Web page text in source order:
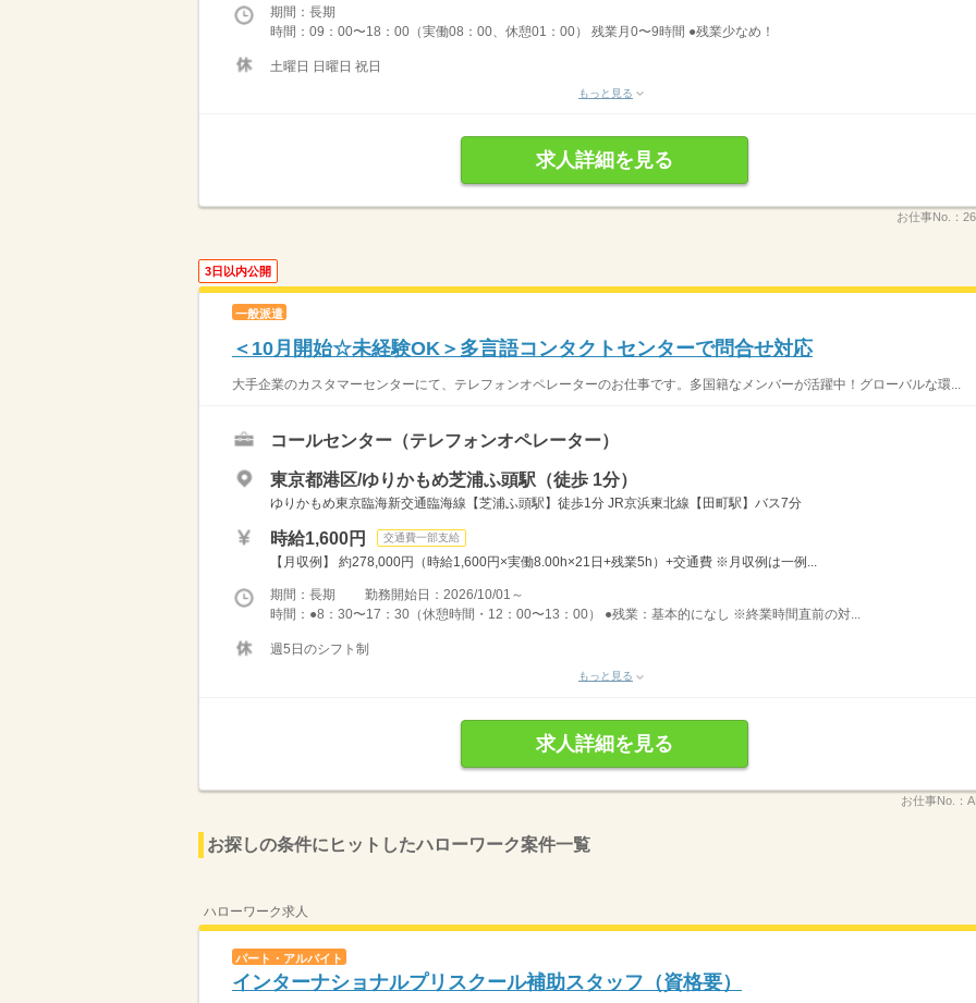
期間：長期
時間：09：00〜18：00（実働08：00、休憩01：00） 残業月0〜9時間 ●残業少なめ！
土曜日 日曜日 祝日
もっと見る
求人詳細を見る
お仕事No.：
3日以内公開
一般派遣
＜10月開始☆未経験OK＞多言語コンタクトセンターで問合せ対応
大手企業のカスタマーセンターにて、テレフォンオペレーターのお仕事です。多国籍なメンバーが活躍中！グローバルな環...
コールセンター（テレフォンオペレーター）
東京都港区/ゆりかもめ芝浦ふ頭駅（徒歩 1分）
ゆりかもめ東京臨海新交通臨海線【芝浦ふ頭駅】徒歩1分 JR京浜東北線【田町駅】バス7分
時給1,600円 交通費一部支給
【月収例】 約278,000円（時給1,600円×実働8.00h×21日+残業5h）+交通費 ※月収例は一例...
期間：長期 勤務開始日：2026/10/01～
時間：●8：30〜17：30（休憩時間・12：00〜13：00） ●残業：基本的になし ※終業時間直前の対...
週5日のシフト制
もっと見る
求人詳細を見る
お仕事No.：
お探しの条件にヒットしたハローワーク案件一覧
ハローワーク求人
パート・アルバイト
インターナショナルプリスクール補助スタッフ（資格要）